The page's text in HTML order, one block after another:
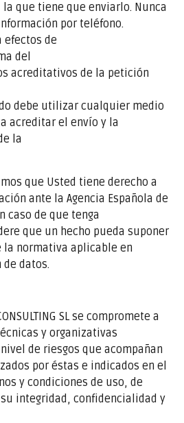
que tiene que enviarlo. Nunca
por teléfono.
efectos de
del
acreditativos de la petición
debe utilizar cualquier medio
acreditar el envío y la
la
que Usted tiene derecho a
ante la Agencia Española de
caso de que tenga
que un hecho pueda suponer
normativa aplicable en
datos.
SL se compromete a
y organizativas
de riesgos que acompañan
por éstas e indicados en el
y condiciones de uso, de
integridad, confidencialidad y